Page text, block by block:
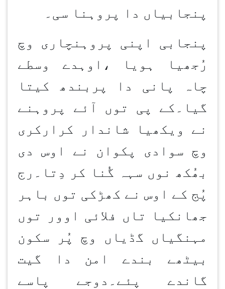
پنجابیاں دا پروہنا سی۔
پنجابی اپنی پروہنچاری وچ
رُجھیا ہویا ،اوہدے وسطے
چاہ پانی دا پربندھ کیتا
گیا۔کے پی توں آئے پروہنے
نے ویکھیا شاندار کرارکری
وچ سوادی پکوان نے اوس دی
بھُکھ نوں سہہ گُنا کر دِتا۔رج
پُج کے اوس نے کھڑکی توں باہر
جھانکیا تاں فلائی اوور توں
مہنگیاں گڈیاں وچ پُر سکون
بیٹھے بندے امن دا گیت
گاندے پئے۔دوجے پاسے